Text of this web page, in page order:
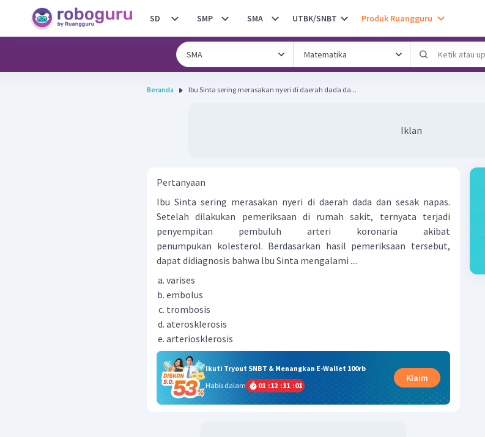
SD SMP SMA UTBK/SNBT Produk Ruangguru
Beranda Ibu Sinta sering merasakan nyeri di daerah dada da...
Iklan
Pertanyaan
Ibu Sinta sering merasakan nyeri di daerah dada dan sesak napas.
Setelah dilakukan pemeriksaan di rumah sakit, ternyata terjadi
penyempitan pembuluh arteri koronaria akibat
penumpukan kolesterol. Berdasarkan hasil pemeriksaan tersebut,
dapat didiagnosis bahwa lbu Sinta mengalami ....
varises
embolus
trombosis
aterosklerosis
arteriosklerosis
Ikuti Tryout SNBT & Menangkan E-Wallet 100rb
Habis dalam
01 :12 :11 :00
Klaim